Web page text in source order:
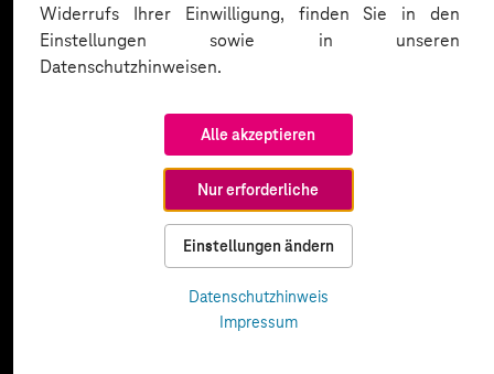
Widerrufs Ihrer Einwilligung, finden Sie in den
Einstellungen sowie in unseren
Datenschutzhinweisen.
Alle akzeptieren
Nur erforderliche
Einstellungen ändern
Datenschutzhinweis
Impressum